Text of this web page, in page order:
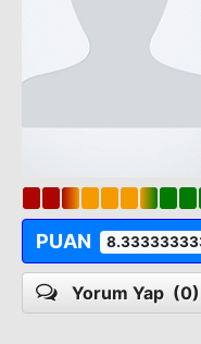
PUAN
Yorum Yap (0)